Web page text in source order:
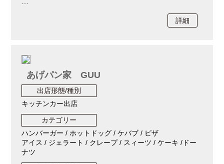
詳細
あげパン家 GUU
出店形態/種別
キッチンカー出店
カテゴリー
ハンバーガー / ホットドッグ / ケバブ / ピザ
アイス / ジェラート / クレープ / スィーツ / ケーキ /ドー
ナツ